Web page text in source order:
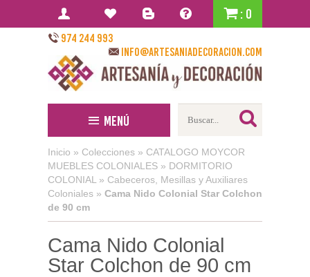
: 0
974 244 993
info@artesaniadecoracion.com
Menú
Inicio » Colecciones » CATALOGO MOYCOR
MUEBLES COLONIALES » DORMITORIO
COLONIAL » Cabeceros, Mesillas y Auxiliares
Coloniales » Cama Nido Colonial Star Colchon
de 90 cm
Cama Nido Colonial
Star Colchon de 90 cm